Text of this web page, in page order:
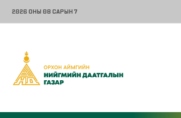
2026 ОНЫ 08 САРЫН 7